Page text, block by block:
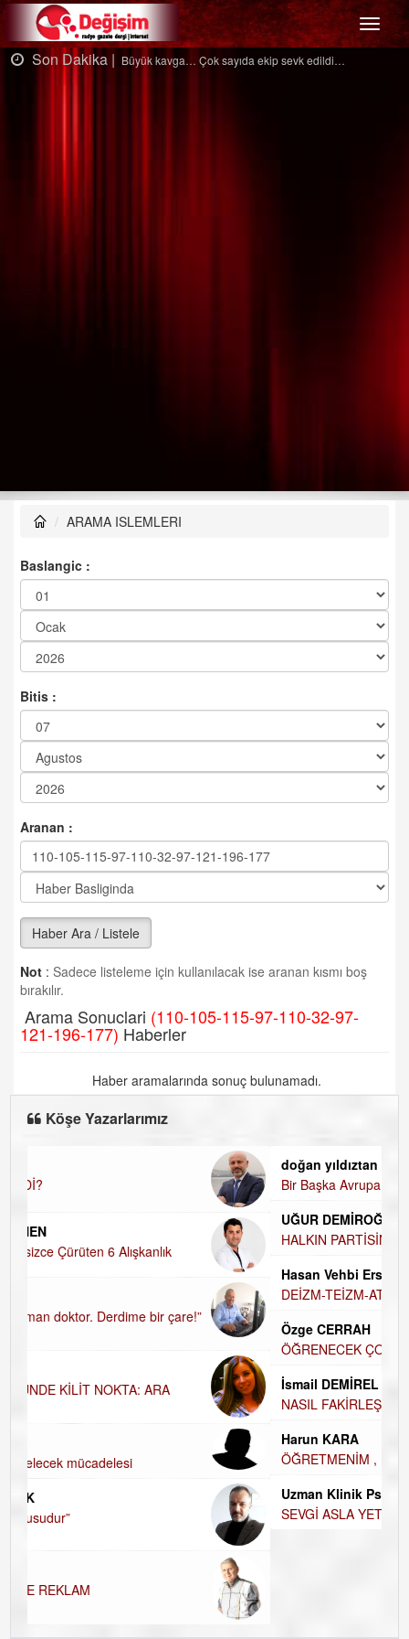
Menü
Son Dakika |Büyük kavga… Çok sayıda ekip sevk edildi…
ARAMA ISLEMLERI
Baslangic :
Bitis :
Aranan :
Haber Ara / Listele
Not : Sadece listeleme için kullanılacak ise aranan kısmı boş
bırakılır.
Arama Sonuclari (110-105-115-97-110-32-97-
121-196-177) Haberler
Haber aramalarında sonuç bulunamadı.
Köşe Yazarlarımız
HALKIN PARTİSİNDE YENİ YÖNETİM BELİRLENDİ…
DEİZM-TEİZM-ATEİZM-PANTEİZM’E BAKIŞ
İsmail DEMİREL
ÖĞRETMENİM , HAKKINI NASIL ÖDERİM !
Uzman Klinik Psikolog Erkan EZERÇE
SEVGİ ASLA YETMEZ!